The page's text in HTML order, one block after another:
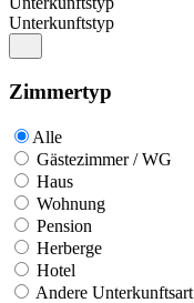
Unterkunftstyp
Zimmertyp
Alle
Gästezimmer / WG
Haus
Wohnung
Pension
Herberge
Hotel
Andere Unterkunftsart